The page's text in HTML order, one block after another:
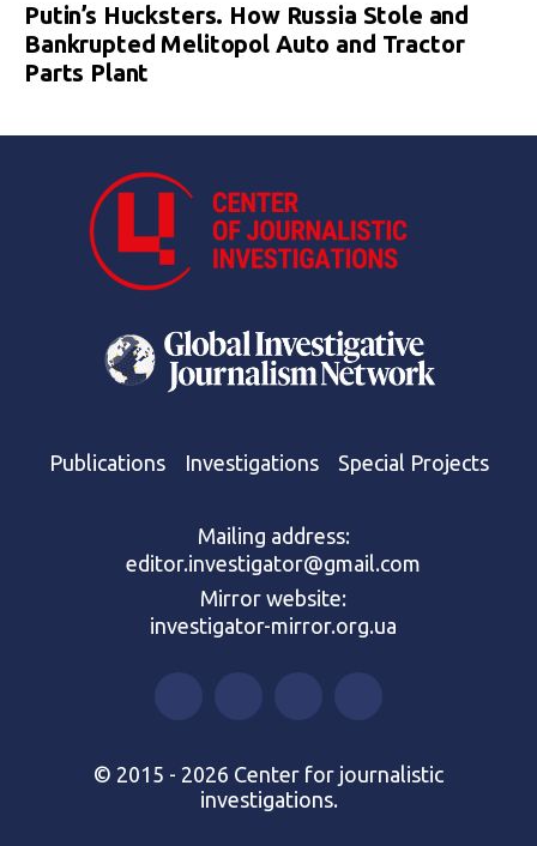
Putin’s Hucksters. How Russia Stole and
Bankrupted Melitopol Auto and Tractor
Parts Plant
Publications Investigations Special Projects
Mailing address:
editor.investigator@gmail.com
Mirror website:
investigator-mirror.org.ua
© 2015 - 2026 Center for journalistic
investigations.